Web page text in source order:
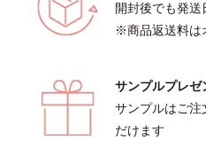
開封後でも発
※商品返送料は
サンプルプレゼ
サンプルはご
だけます